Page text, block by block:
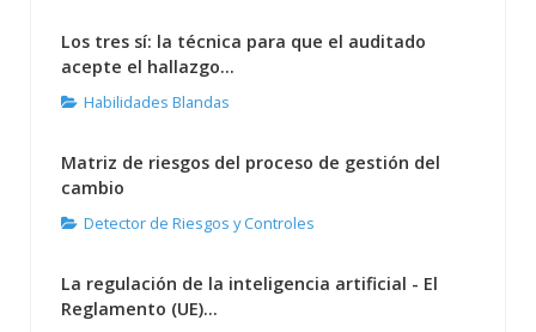
Los tres sí: la técnica para que el auditado
acepte el hallazgo...
Habilidades Blandas
Matriz de riesgos del proceso de gestión del
cambio
Detector de Riesgos y Controles
La regulación de la inteligencia artificial - El
Reglamento (UE)...